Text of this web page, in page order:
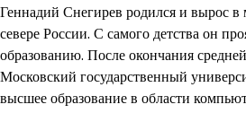
Геннадий Снегирев родился и вырос в
севере России. С самого детства он
образованию. После окончания
Московский государственный
высшее образование в области